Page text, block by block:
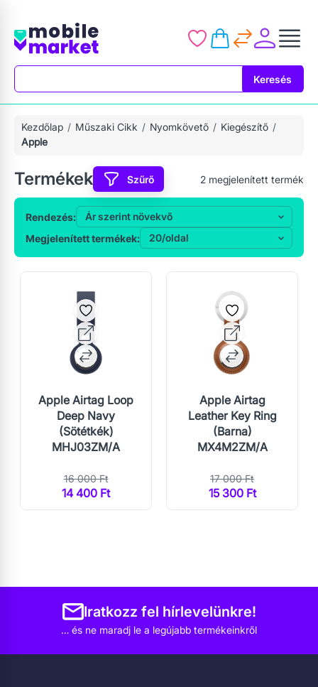
Keresés
Kezdőlap Műszaki Cikk Nyomkövető
Kiegészítő
Apple
Termékek Szűrő 2 megjelenített termék
Rendezés:
Megjelenített termékek:
Apple Airtag Loop
Deep Navy
(Sötétkék)
MHJ03ZM/A
16 000 Ft
14 400 Ft
Apple Airtag
Leather Key Ring
(Barna)
MX4M2ZM/A
17 000 Ft
15 300 Ft
Iratkozz fel hírlevelünkre!
… és ne maradj le a legújabb termékeinkről